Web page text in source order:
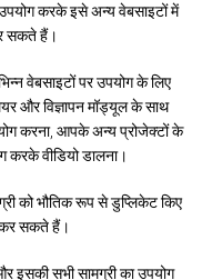
करके इसे अन्य वेबसाइटों में
सकते हैं।
वेबसाइटों पर उपयोग के लिए
और विज्ञापन मॉड्यूल के साथ
करना, आपके अन्य प्रोजेक्टों के
करके वीडियो डालना।
को भौतिक रूप से डुप्लिकेट किए
कर सकते हैं।
सभी सामग्री का उपयोग